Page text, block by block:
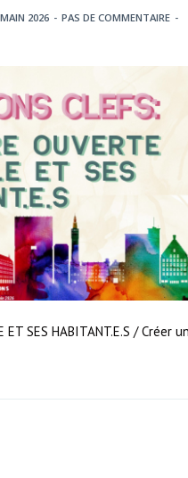
2026 - PAS DE COMMENTAIRE -
ET SES HABITANT.E.S / Créer